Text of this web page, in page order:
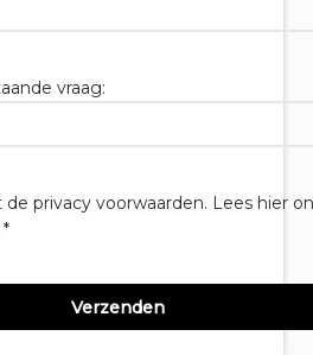
vraag:
privacy voorwaarden. Lees hier
*